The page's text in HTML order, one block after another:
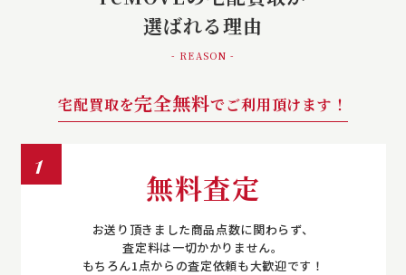
選ばれる理由
- REASON -
宅配買取を完全無料でご利用頂けます！
1
無料査定
お送り頂きました商品点数に関わらず、
査定料は一切かかりません。
もちろん1点からの査定依頼も大歓迎です！